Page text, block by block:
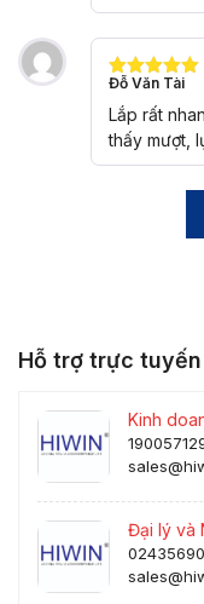
Được xếp
hạng 55
sao
Đỗ Văn Tài
Lắp rất
thấy mượt,
Hỗ trợ trực tuyến
Kinh
Đại lý và